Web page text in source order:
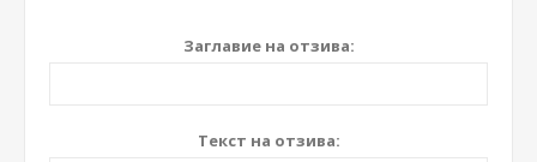
Заглавие на отзива:
Текст на отзива: